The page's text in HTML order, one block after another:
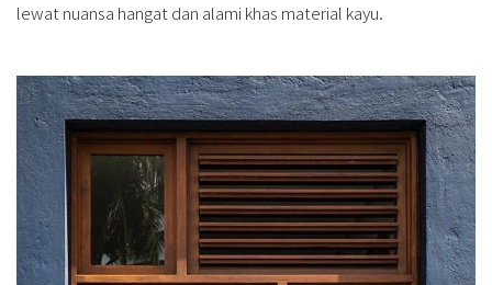
lewat nuansa hangat dan alami khas material kayu.